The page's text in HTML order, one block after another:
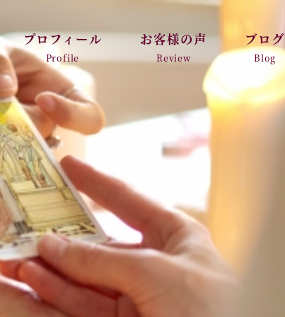
プロフィール
Profile
お客様の声
Review
ブログ
Blog